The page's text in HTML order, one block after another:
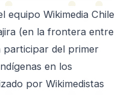
equipo Wikimedia Chile
(en la frontera entre
participar del primer
en los
por Wikimedistas